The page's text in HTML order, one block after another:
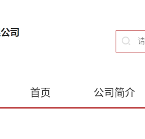
首页 公司简介